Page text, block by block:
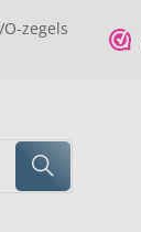
zegels